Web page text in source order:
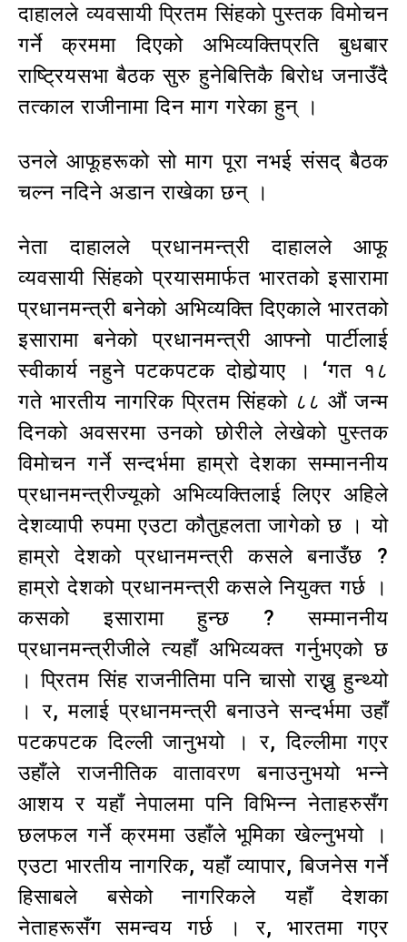
दाहालले व्यवसायी प्रितम सिंहको पुस्तक विमोचन
गर्ने क्रममा दिएको अभिव्यक्तिप्रति बुधबार
राष्ट्रियसभा बैठक सुरु हुनेबित्तिकै बिरोध जनाउँदै
तत्काल राजीनामा दिन माग गरेका हुन् ।
उनले आफूहरूको सो माग पूरा नभई संसद् बैठक
चल्न नदिने अडान राखेका छन् ।
नेता दाहालले प्रधानमन्त्री दाहालले आफू
व्यवसायी सिंहको प्रयासमार्फत भारतको इसारामा
प्रधानमन्त्री बनेको अभिव्यक्ति दिएकाले भारतको
इसारामा बनेको प्रधानमन्त्री आफ्नो पार्टीलाई
स्वीकार्य नहुने पटकपटक दोहोर्‍याए । ‘गत १८
गते भारतीय नागरिक प्रितम सिंहको ८८ औं जन्म
दिनको अवसरमा उनको छोरीले लेखेको पुस्तक
विमोचन गर्ने सन्दर्भमा हाम्रो देशका सम्माननीय
प्रधानमन्त्रीज्यूको अभिव्यक्तिलाई लिएर अहिले
देशव्यापी रुपमा एउटा कौतुहलता जागेको छ । यो
हाम्रो देशको प्रधानमन्त्री कसले बनाउँछ ?
हाम्रो देशको प्रधानमन्त्री कसले नियुक्त गर्छ ।
कसको इसारामा हुन्छ ? सम्माननीय
प्रधानमन्त्रीजीले त्यहाँ अभिव्यक्त गर्नुभएको छ
। प्रितम सिंह राजनीतिमा पनि चासो राख्नु हुन्थ्यो
। र, मलाई प्रधानमन्त्री बनाउने सन्दर्भमा उहाँ
पटकपटक दिल्ली जानुभयो । र, दिल्लीमा गएर
उहाँले राजनीतिक वातावरण बनाउनुभयो भन्ने
आशय र यहाँ नेपालमा पनि विभिन्न नेताहरुसँग
छलफल गर्ने क्रममा उहाँले भूमिका खेल्नुभयो ।
एउटा भारतीय नागरिक, यहाँ व्यापार, बिजनेस गर्ने
हिसाबले बसेको नागरिकले यहाँ देशका
नेताहरूसँग समन्वय गर्छ । र, भारतमा गएर